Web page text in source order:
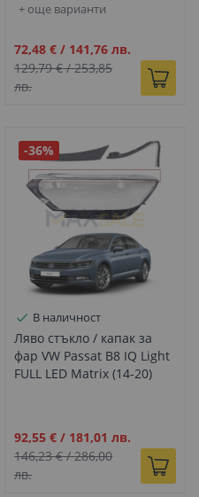
+ още варианти
Промо
цена
72,48 € / 141,76 лв.
129,79 €/253,85
лв.
-36%
В наличност
Ляво стъкло / капак за
фар VW Passat B8 IQ Light
FULL LED Matrix (14-20)
Промо
цена
92,55 € / 181,01 лв.
146,23 €/286,00
лв.